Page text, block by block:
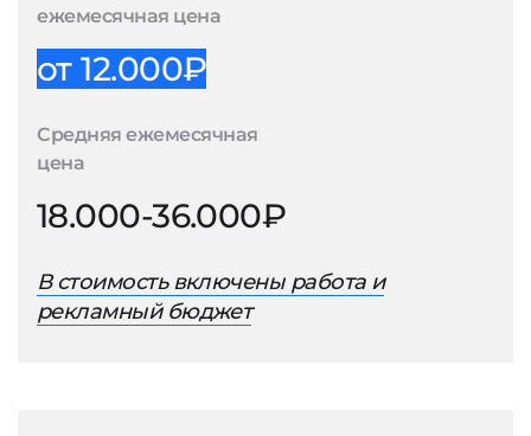
ежемесячная цена
от 12.000₽
Средняя ежемесячная
цена
18.000-36.000₽
В стоимость включены работа и
рекламный бюджет